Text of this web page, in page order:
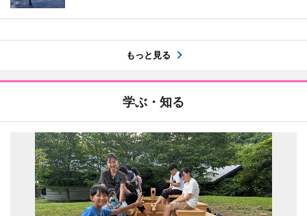
もっと見る
学ぶ・知る